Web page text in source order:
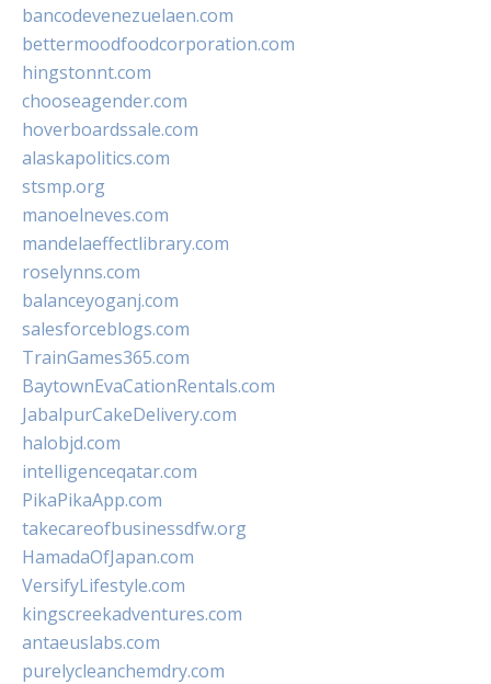
bancodevenezuelaen.com
bettermoodfoodcorporation.com
hingstonnt.com
chooseagender.com
hoverboardssale.com
alaskapolitics.com
stsmp.org
manoelneves.com
mandelaeffectlibrary.com
roselynns.com
balanceyoganj.com
salesforceblogs.com
TrainGames365.com
BaytownEvaCationRentals.com
JabalpurCakeDelivery.com
halobjd.com
intelligenceqatar.com
PikaPikaApp.com
takecareofbusinessdfw.org
HamadaOfJapan.com
VersifyLifestyle.com
kingscreekadventures.com
antaeuslabs.com
purelycleanchemdry.com